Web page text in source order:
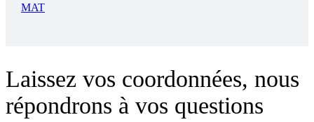
MAT
Laissez vos coordonnées, nous
répondrons à vos questions